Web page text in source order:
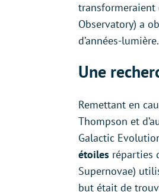
transformeraient
Observatory) a
d’années-
Une
Remettant en
Thompson et
Galactic
étoiles réparties
Supernovae)
but était de